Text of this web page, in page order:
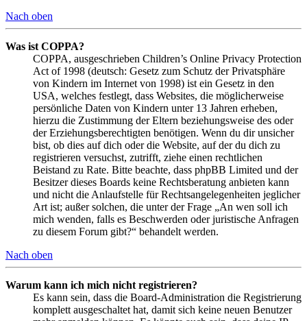
Nach oben
Was ist COPPA?
COPPA, ausgeschrieben Children’s Online Privacy Protection
Act of 1998 (deutsch: Gesetz zum Schutz der Privatsphäre
von Kindern im Internet von 1998) ist ein Gesetz in den
USA, welches festlegt, dass Websites, die möglicherweise
persönliche Daten von Kindern unter 13 Jahren erheben,
hierzu die Zustimmung der Eltern beziehungsweise des oder
der Erziehungsberechtigten benötigen. Wenn du dir unsicher
bist, ob dies auf dich oder die Website, auf der du dich zu
registrieren versuchst, zutrifft, ziehe einen rechtlichen
Beistand zu Rate. Bitte beachte, dass phpBB Limited und der
Besitzer dieses Boards keine Rechtsberatung anbieten kann
und nicht die Anlaufstelle für Rechtsangelegenheiten jeglicher
Art ist; außer solchen, die unter der Frage „An wen soll ich
mich wenden, falls es Beschwerden oder juristische Anfragen
zu diesem Forum gibt?“ behandelt werden.
Nach oben
Warum kann ich mich nicht registrieren?
Es kann sein, dass die Board-Administration die Registrierung
komplett ausgeschaltet hat, damit sich keine neuen Benutzer